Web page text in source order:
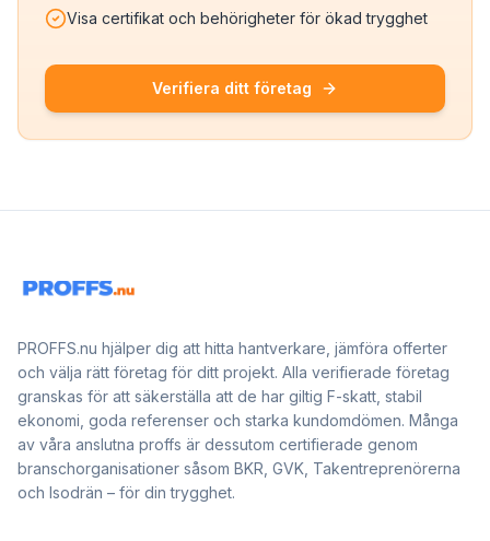
Visa certifikat och behörigheter för ökad trygghet
Verifiera ditt företag
PROFFS.nu hjälper dig att hitta hantverkare, jämföra offerter
och välja rätt företag för ditt projekt. Alla verifierade företag
granskas för att säkerställa att de har giltig F-skatt, stabil
ekonomi, goda referenser och starka kundomdömen. Många
av våra anslutna proffs är dessutom certifierade genom
branschorganisationer såsom BKR, GVK, Takentreprenörerna
och Isodrän – för din trygghet.